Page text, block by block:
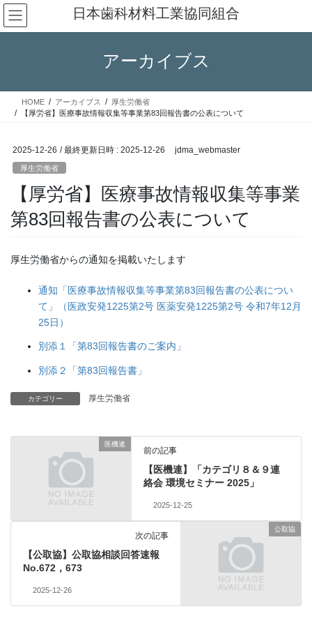
コ
ン
テ
ス
ナ
ビ
ゲ
ン
日本歯科材料工業協同組合
アーカイブス
HOME アーカイブス
厚生労働省
【厚労省】医療事故情報収集等事業第83回報告書の公表について
2025-12-26 / 最終更新日時 : 2025-12-26 jdma_webmaster
厚生労働省
【厚労省】医療事故情報収集等事業
第83回報告書の公表について
厚生労働省からの通知を掲載いたします
通知「医療事故情報収集等事業第83回報告書の公表につい
て」（医政安発1225第2号 医薬安発1225第2号 令和7年12月
25日）
別添１「第83回報告書のご案内」
別添２「第83回報告書」
カテゴリー 厚生労働省
医機連
前の記事
【医機連】「カテゴリ８＆９連
絡会 環境セミナー 2025」
2025-12-25
公取協
次の記事
【公取協】公取協相談回答速報
No.672，673
2025-12-26